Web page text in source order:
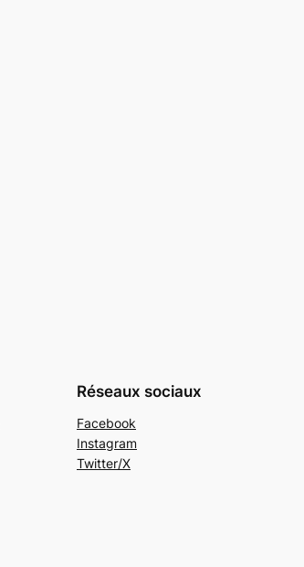
Réseaux sociaux
Facebook
Instagram
Twitter/X